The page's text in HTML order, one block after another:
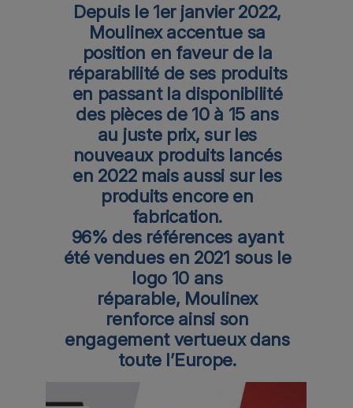
Depuis le 1er janvier 2022,
Moulinex accentue sa
position en faveur de la
réparabilité de ses produits
en passant la disponibilité
des pièces de 10 à 15 ans
au juste prix, sur les
nouveaux produits lancés
en 2022 mais aussi sur les
produits encore en
fabrication.
96% des références ayant
été vendues en 2021 sous le
logo 10 ans
réparable, Moulinex
renforce ainsi son
engagement vertueux dans
toute l’Europe.